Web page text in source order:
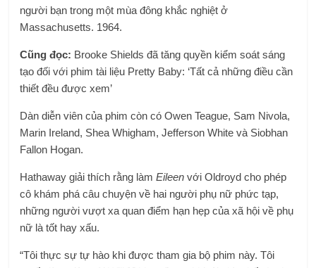
người bạn trong một mùa đông khắc nghiệt ở
Massachusetts. 1964.
Cũng đọc: Brooke Shields đã tăng quyền kiểm soát sáng
tạo đối với phim tài liệu Pretty Baby: ‘Tất cả những điều cần
thiết đều được xem’
Dàn diễn viên của phim còn có Owen Teague, Sam Nivola,
Marin Ireland, Shea Whigham, Jefferson White và Siobhan
Fallon Hogan.
Hathaway giải thích rằng làmEileen với Oldroyd cho phép
cô khám phá câu chuyện về hai người phụ nữ phức tạp,
những người vượt xa quan điểm hạn hẹp của xã hội về phụ
nữ là tốt hay xấu.
“Tôi thực sự tự hào khi được tham gia bộ phim này. Tôi